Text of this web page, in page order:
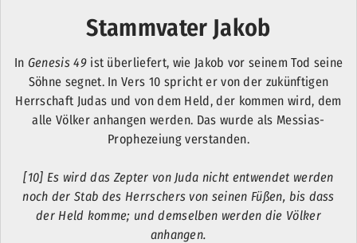
Stammvater Jakob
In Genesis 49ist überliefert, wie Jakob vor seinem Tod seine
Söhne segnet. In Vers 10 spricht er von der zukünftigen
Herrschaft Judas und von dem Held, der kommen wird, dem
alle Völker anhangen werden. Das wurde als Messias-
Prophezeiung verstanden.
[10] Es wird das Zepter von Juda nicht entwendet werden
noch der Stab des Herrschers von seinen Füßen, bis dass
der Held komme; und demselben werden die Völker
anhangen.